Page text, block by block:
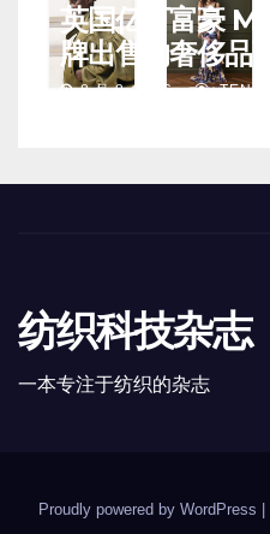
英国亿万富豪
牌出售的奢侈品
Nichols 正陷入“
8 月 8, 2026 TENG
纺织科技杂志
一本专注于纺织的杂志
Proudly powered by WordPress |